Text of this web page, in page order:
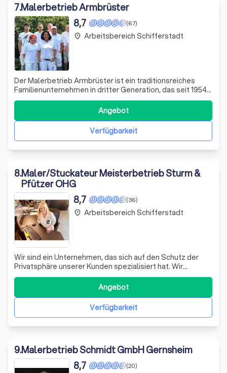
7.Malerbetrieb Armbrüster
(67)
8,7
Der Malerbetrieb Armbrüster ist ein traditionsreiches
Familienunternehmen in dritter Generation, das seit 1954
in Worms ansässig ist. Unser Hauptaugenmerk liegt auf
der Verschönerung und Sanierung von Gebäuden, sowohl
im privaten als auch im gewerblichen Bereich. Mit unserer
langjährigen Erfahrung uVerfügbarkeit
Angebot
place Arbeitsbereich Schifferstadt
8.Maler/Stuckateur Meisterbetrieb Sturm &
Pfützer OHG
(36)
8,7
Wir sind ein Unternehmen, das sich auf den Schutz der
Privatsphäre unserer Kunden spezialisiert hat. Wir
verstehen, dass in der heutigen digitalen Welt die
Sicherheit Ihrer persönlichen Daten von größter
Bedeutung ist. Daher haben wir uns dazu verpflichtet,
keine Marketing-Cookies zu verwenden. Dies
Verfügbarkeit
Angebot
place Arbeitsbereich Schifferstadt
9.Malerbetrieb Schmidt GmbH Gernsheim
(20)
8,7